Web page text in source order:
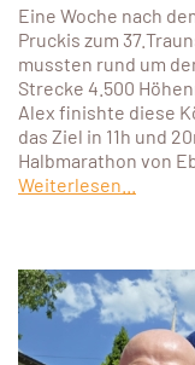
Eine Woche nach
Pruckis zum
mussten rund um
Strecke 4.500
Alex finishte diese
das Ziel in 11h und
Halbmarathon von
Weiterlesen...